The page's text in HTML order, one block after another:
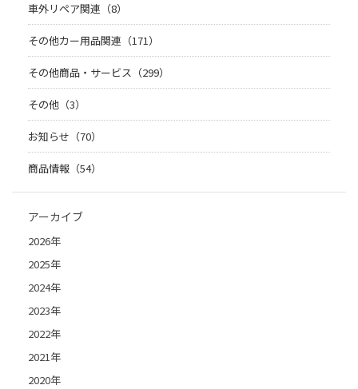
車外リペア関連（8）
その他カー用品関連（171）
その他商品・サービス（299）
その他（3）
お知らせ（70）
商品情報（54）
アーカイブ
2026年
2025年
2024年
2023年
2022年
2021年
2020年